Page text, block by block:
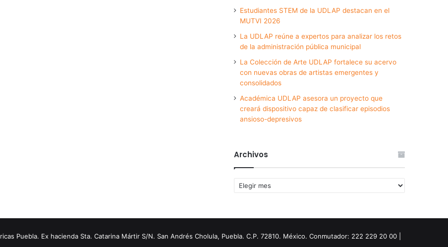
Estudiantes STEM de la UDLAP destacan en el
MUTVI 2026
La UDLAP reúne a expertos para analizar los retos
de la administración pública municipal
La Colección de Arte UDLAP fortalece su acervo
con nuevas obras de artistas emergentes y
consolidados
Académica UDLAP asesora un proyecto que
creará dispositivo capaz de clasificar episodios
ansioso-depresivos
Archivos
Archivos
Puebla. Ex hacienda Sta. Catarina Mártir S/N. San Andrés Cholula, Puebla. C.P. 72810. México. Conmutador: 222 229 20 00 |